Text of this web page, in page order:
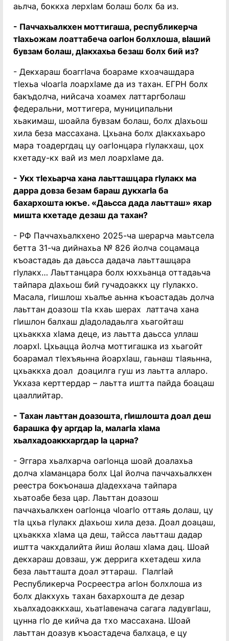
аьлча, боккха лерхӏам болаш болх ба из.
- Паччахьалкхен моттигаша, республикерча
тӏахьожам лоаттабеча оагӏон болхлоша, вӏаший
бувзам болаш, дӏакхахьа безаш болх бий из?
- Декхараш боаггӏача боараме кхоачашдара
тӏехьа чӏоагӏа лоархӏаме да из тахан. ЕГРН болх
бакъдолча, нийсача хоамех латтаргболаш
федеральни, моттигера, муниципальни
хьакимаш, шоайла бувзам болаш, болх дӏахьош
хила беза массахана. Цхьана болх дӏакхахьаро
мара тоадергдац цу оагӏонцара гӏулакхаш, цох
кхетаду-кх вай из мел лоархӏаме да.
- Укх тӏехьарча хана лаьтташцара гӏулакх ма
дарра довза безам бараш дукхагӏа ба
бахархошта юкъе. «Даьсса дада лаьтташ» яхар
мишта кхетаде дезаш да тахан?
- РФ Паччахьалкхено 2025-ча шерарча маьтсела
бетта 31-ча дийнахьа № 826 йолча соцамаца
къоастадаь да даьсса дадача лаьтташцара
гӏулакх… Лаьттанцара болх юххьанца оттадаьча
тайпара дӏахьош бий гучадоаккх цу гӏулакхо.
Масала, гӏишлош хьалъе аьнна къоастадаь долча
лаьттан доазош тӏа кхаь шерах латтача хана
гӏишлон балхаш дӏадоладаьлга хьагойташ
цхьаккха хӏама деце, из лаьтта даьсса уллаш
лоархӏ. Цхьацца йолча моттигашка из хьагойт
боарамал тӏехъяьнна йоархӏаш, гаьнаш тӏаяьнна,
цхьаккха доал доацилга гуш из лаьтта алларо.
Укхаза керттердар – лаьтта иштта пайда боацаш
цааллийтар.
- Тахан лаьттан доазошта, гӏишлошта доал деш
барашка фу аргдар ӏа, малагӏа хӏама
хьалхадоаккхаргдар ӏа царна?
- Эггара хьалхарча оагӏонца шоай доалахьа
долча хӏаманцара болх Цаӏ йолча паччахьалкхен
реестра бокъонаша дӏадеххача тайпара
хьатоабе беза цар. Лаьттан доазош
паччахьалкхен оагӏонца чӏоагӏо оттаяь долаш, цу
тӏа цхьа гӏулакх дӏахьош хила деза. Доал доацаш,
цхьаккха хӏама ца деш, тайсса лаьтташ дадар
иштта чакхдалийта йиш йолаш хӏама дац. Шоай
декхараш довзаш, уж деррига кхетадеш хила
беза лаьтташта доал эттараш. Гӏалгӏай
Республикерча Росреестра агӏон болхлоша из
болх дӏакхухь тахан бахархошта де дезар
хьалхадоаккхаш, хьатӏавенача сагага ладувгӏаш,
цунна гӏо де кийча да тхо массахана. Шоай
лаьттан доазув къоастадеча балхаца, е цу